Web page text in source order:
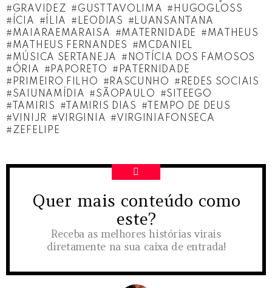
GRAVIDEZ
GUSTTAVOLIMA
HUGOGLOSS
ÍCIA
ÍLIA LEODIAS
LUANSANTANA
MAIARAEMARAISA
MATERNIDADE
MATHEUS
MATHEUS FERNANDES
MCDANIEL
MÚSICA SERTANEJA
NOTÍCIA DOS FAMOSOS
ÓRIA
PAPORETO
PATERNIDADE
PRIMEIRO FILHO
RASCUNHO
REDES SOCIAIS
SAIUNAMÍDIA
SÃOPAULO
SITEEGO
TAMIRIS
TAMIRIS DIAS
TEMPO DE DEUS
VINIJR
VIRGINIA
VIRGINIAFONSECA
ZEFELIPE
NEWSLETTER
Quer mais conteúdo como
este?
Receba as melhores histórias virais
diretamente na sua caixa de entrada!